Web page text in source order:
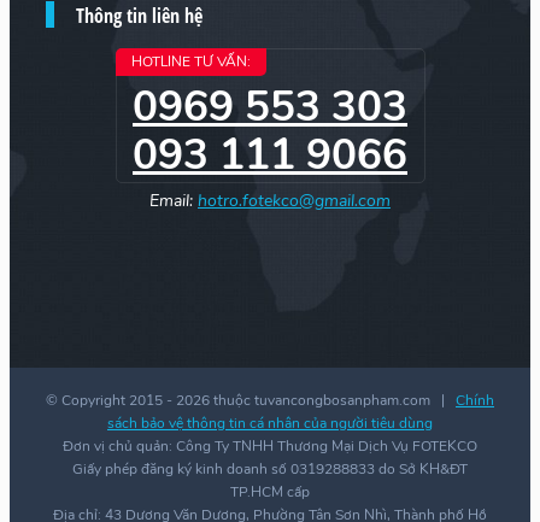
Thông tin liên hệ
HOTLINE TƯ VẤN:
0969 553 303
093 111 9066
Email: hotro.fotekco@gmail.com
© Copyright 2015 - 2026 thuộc tuvancongbosanpham.com | Chính
sách bảo vệ thông tin cá nhân của người tiêu dùng
Đơn vị chủ quản: Công Ty TNHH Thương Mại Dịch Vụ FOTEKCO
Giấy phép đăng ký kinh doanh số 0319288833 do Sở KH&ĐT
TP.HCM cấp
Địa chỉ: 43 Dương Văn Dương, Phường Tân Sơn Nhì, Thành phố Hồ